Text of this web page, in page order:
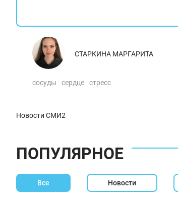
СТАРКИНА МАРГАРИТА
сосуды сердце стресс
Новости СМИ2
ПОПУЛЯРНОЕ
Все Новости